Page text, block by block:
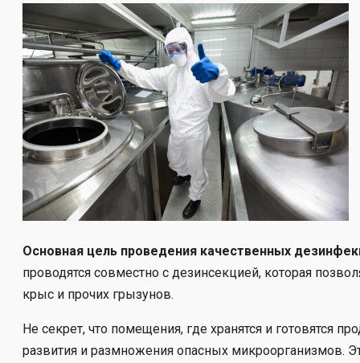
Основная цель проведения качественных
проводятся совместно с дезинсекцией, которая
крыс и прочих грызунов.
Не секрет, что помещения, где хранятся и готовятся
развития и размножения опасных микроорганизмов.